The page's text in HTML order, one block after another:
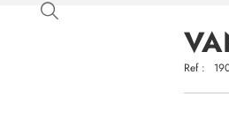
Ref :